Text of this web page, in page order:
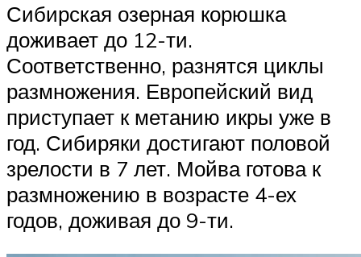
Сибирская озерная корюшка
доживает до 12-ти.
Соответственно, разнятся циклы
размножения. Европейский вид
приступает к метанию икры уже в
год. Сибиряки достигают половой
зрелости в 7 лет. Мойва готова к
размножению в возрасте 4-ех
годов, доживая до 9-ти.